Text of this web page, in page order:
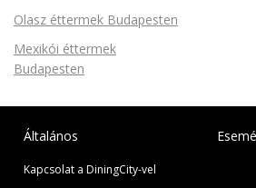
Olasz éttermek Budapesten
Mexikói éttermek
Budapesten
Általános
Kapcsolat a DiningCity-vel